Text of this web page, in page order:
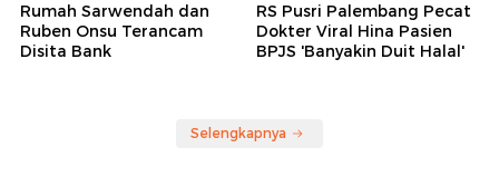
Rumah Sarwendah dan
Ruben Onsu Terancam
Disita Bank
RS Pusri Palembang Pecat
Dokter Viral Hina Pasien
BPJS 'Banyakin Duit Halal'
Selengkapnya